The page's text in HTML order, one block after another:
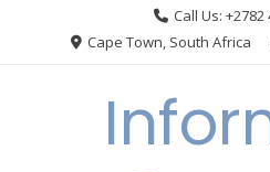
Call Us: +2782
Cape Town, South Africa